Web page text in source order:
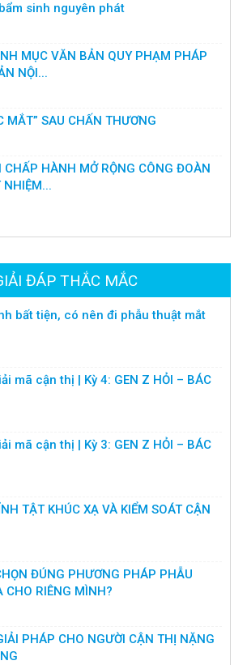
sinh nguyên phát
MỤC VĂN BẢN QUY PHẠM PHÁP
NỘI...
MẮT” SAU CHẤN THƯƠNG
CHẤP HÀNH MỞ RỘNG CÔNG ĐOÀN
NHIỆM...
ĐÁP THẮC MẮC
bất tiện, có nên đi phẫu thuật mắt
mã cận thị | Kỳ 4: GEN Z HỎI – BÁC
mã cận thị | Kỳ 3: GEN Z HỎI – BÁC
TẬT KHÚC XẠ VÀ KIỂM SOÁT CẬN
ĐÚNG PHƯƠNG PHÁP PHẪU
CHO RIÊNG MÌNH?
PHÁP CHO NGƯỜI CẬN THỊ NẶNG